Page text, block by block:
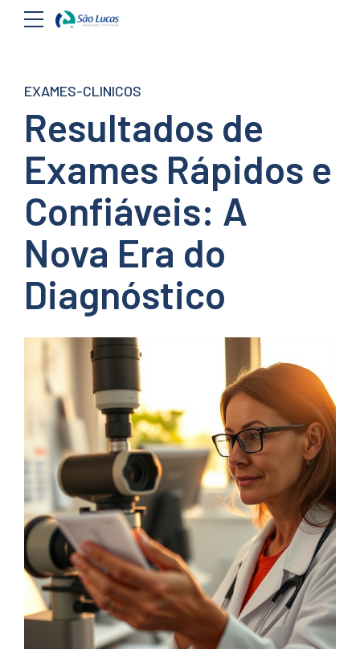
EXAMES-CLINICOS
Resultados de
Exames Rápidos e
Confiáveis: A
Nova Era do
Diagnóstico